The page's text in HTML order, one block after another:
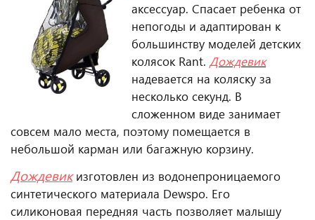
аксессуар. Спасает ребенка от
непогоды и адаптирован к
большинству моделей детских
колясок Rant. Дождевик
надевается на коляску за
несколько секунд. В
сложенном виде занимает
совсем мало места, поэтому помещается в
небольшой карман или багажную корзину.
Дождевик изготовлен из водонепроницаемого
синтетического материала Dewspo. Его
силиконовая передняя часть позволяет малышу